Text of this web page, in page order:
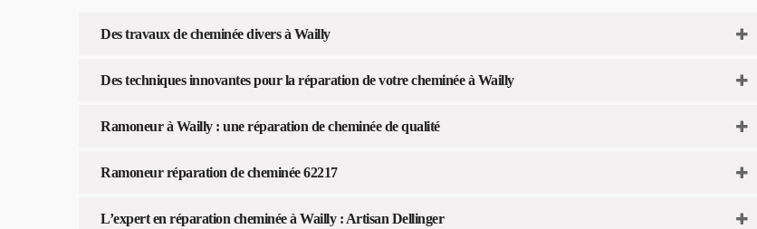
Des travaux de cheminée divers à Wailly
Des techniques innovantes pour la réparation de votre cheminée à Wailly
Ramoneur à Wailly : une réparation de cheminée de qualité
Ramoneur réparation de cheminée 62217
L’expert en réparation cheminée à Wailly : Artisan Dellinger